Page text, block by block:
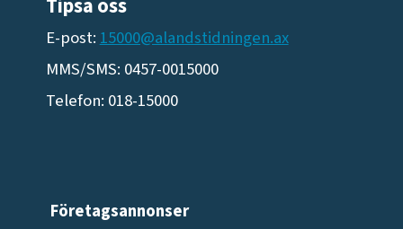
Tipsa oss
E-post: 15000@alandstidningen.ax
MMS/SMS: 0457-0015000
Telefon: 018-15000
Företagsannonser